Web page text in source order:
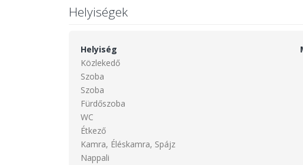
Helyiségek
Helyiség
Közlekedő
Szoba
Szoba
Fürdőszoba
WC
Étkező
Kamra, Éléskamra, Spájz
Nappali